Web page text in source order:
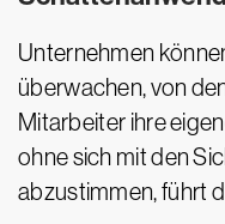
Unternehmen
überwachen, von
Mitarbeiter ihre
ohne sich mit den
abzustimmen, führt